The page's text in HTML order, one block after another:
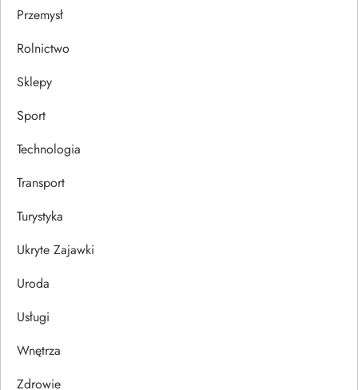
Przemysł
Rolnictwo
Sklepy
Sport
Technologia
Transport
Turystyka
Ukryte Zajawki
Uroda
Usługi
Wnętrza
Zdrowie